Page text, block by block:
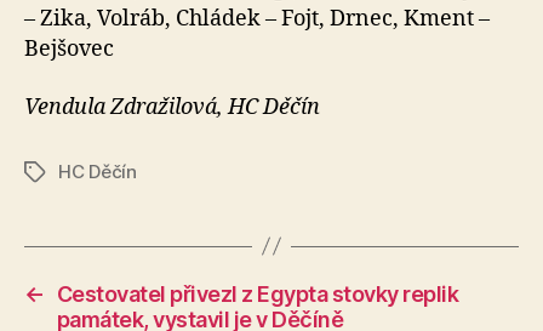
– Zika, Volráb, Chládek – Fojt, Drnec, Kment –
Bejšovec
Vendula Zdražilová, HC Děčín
ŠtítkyHC Děčín
←
Cestovatel přivezl z Egypta stovky replik
památek, vystavil je v Děčíně